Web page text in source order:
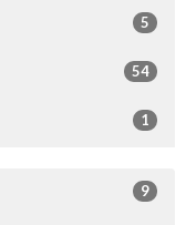
5
54
1
9